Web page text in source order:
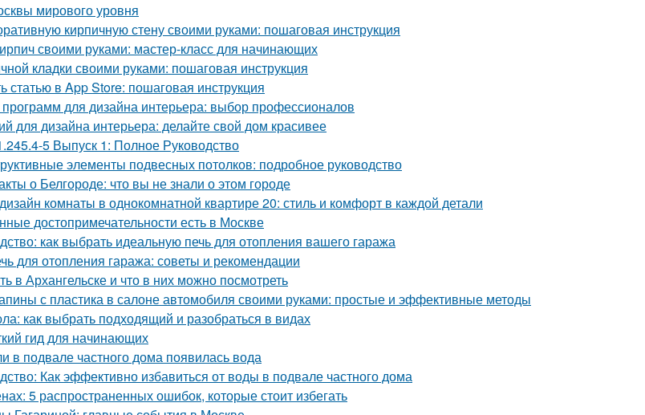
мирового уровня
кирпичную стену своими руками: пошаговая инструкция
своими руками: мастер-класс для начинающих
кладки своими руками: пошаговая инструкция
статью в App Store: пошаговая инструкция
для дизайна интерьера: выбор профессионалов
для дизайна интерьера: делайте свой дом красивее
5 Выпуск 1: Полное Руководство
элементы подвесных потолков: подробное руководство
о Белгороде: что вы не знали о этом городе
комнаты в однокомнатной квартире 20: стиль и комфорт в каждой детали
достопримечательности есть в Москве
как выбрать идеальную печь для отопления вашего гаража
для отопления гаража: советы и рекомендации
в Архангельске и что в них можно посмотреть
с пластика в салоне автомобиля своими руками: простые и эффективные методы
как выбрать подходящий и разобраться в видах
гид для начинающих
в подвале частного дома появилась вода
Как эффективно избавиться от воды в подвале частного дома
5 распространенных ошибок, которые стоит избегать